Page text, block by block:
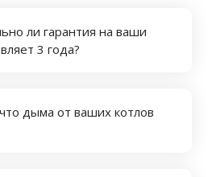
ли гарантия на ваши
3 года?
дыма от ваших котлов